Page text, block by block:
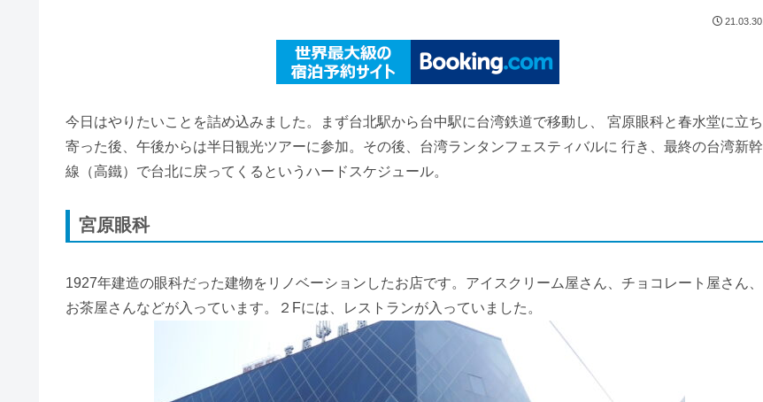
21.03.30.
今日はやりたいことを詰め込みました。まず台北駅から台中駅に台湾鉄道で移動し、 宮原眼科と春水堂に立ち
寄った後、午後からは半日観光ツアーに参加。その後、台湾ランタンフェスティバルに 行き、最終の台湾新幹
線（高鐵）で台北に戻ってくるというハードスケジュール。
宮原眼科
1927年建造の眼科だった建物をリノベーションしたお店です。アイスクリーム屋さん、チョコレート屋さん、
お茶屋さんなどが入っています。２Fには、レストランが入っていました。